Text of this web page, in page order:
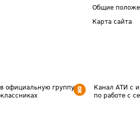
Общие
Карта сайта
в официальную группу
Канал АТИ с
по работе с